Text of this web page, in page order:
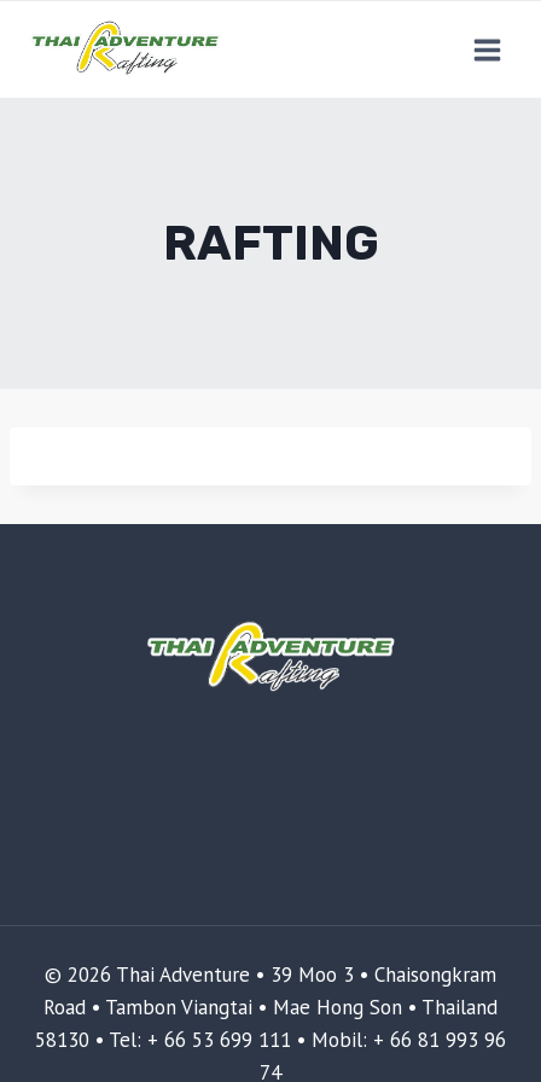
RAFTING
© 2026 Thai Adventure • 39 Moo 3 • Chaisongkram
Road • Tambon Viangtai • Mae Hong Son • Thailand
58130 • Tel: + 66 53 699 111 • Mobil: + 66 81 993 96
74